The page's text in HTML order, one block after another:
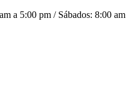
a 5:00 pm / Sábados: 8:00 am